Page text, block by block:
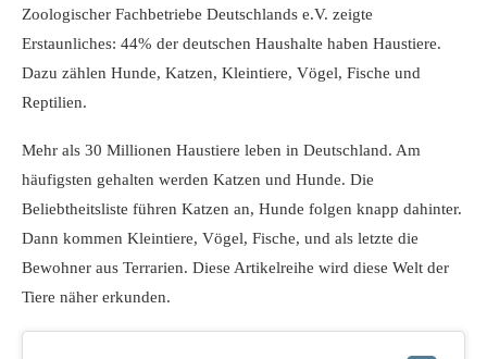
Zoologischer Fachbetriebe Deutschlands e.V. zeigte
Erstaunliches: 44% der deutschen Haushalte haben Haustiere.
Dazu zählen Hunde, Katzen, Kleintiere, Vögel, Fische und
Reptilien.
Mehr als 30 Millionen Haustiere leben in Deutschland. Am
häufigsten gehalten werden Katzen und Hunde. Die
Beliebtheitsliste führen Katzen an, Hunde folgen knapp dahinter.
Dann kommen Kleintiere, Vögel, Fische, und als letzte die
Bewohner aus Terrarien. Diese Artikelreihe wird diese Welt der
Tiere näher erkunden.